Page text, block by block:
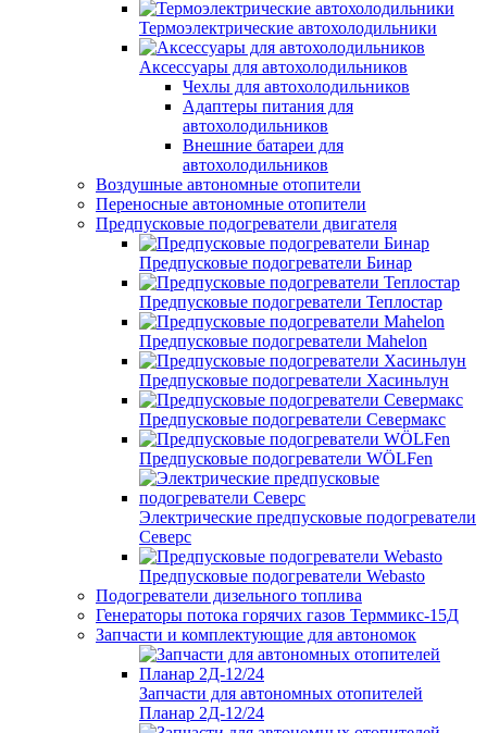
Термоэлектрические автохолодильники
Аксессуары для автохолодильников
Чехлы для автохолодильников
Адаптеры питания для
автохолодильников
Внешние батареи для
автохолодильников
Воздушные автономные отопители
Переносные автономные отопители
Предпусковые подогреватели двигателя
Предпусковые подогреватели Бинар
Предпусковые подогреватели Теплостар
Предпусковые подогреватели Mahelon
Предпусковые подогреватели Хасиньлун
Предпусковые подогреватели Севермакс
Предпусковые подогреватели WÖLFen
Электрические предпусковые подогреватели
Северс
Предпусковые подогреватели Webasto
Подогреватели дизельного топлива
Генераторы потока горячих газов Терммикс-15Д
Запчасти и комплектующие для автономок
Запчасти для автономных отопителей
Планар 2Д-12/24